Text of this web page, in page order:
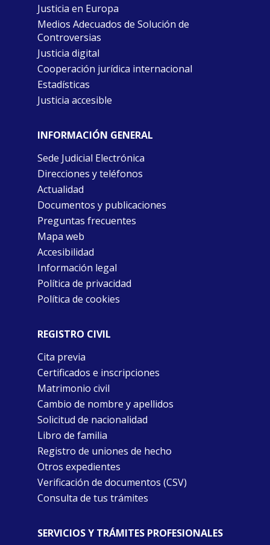
Justicia en Europa
Medios Adecuados de Solución de
Controversias
Justicia digital
Cooperación jurídica internacional
Estadísticas
Justicia accesible
INFORMACIÓN GENERAL
Sede Judicial Electrónica
Direcciones y teléfonos
Actualidad
Documentos y publicaciones
Preguntas frecuentes
Mapa web
Accesibilidad
Información legal
Política de privacidad
Política de cookies
REGISTRO CIVIL
Cita previa
Certificados e inscripciones
Matrimonio civil
Cambio de nombre y apellidos
Solicitud de nacionalidad
Libro de familia
Registro de uniones de hecho
Otros expedientes
Verificación de documentos (CSV)
Consulta de tus trámites
SERVICIOS Y TRÁMITES PROFESIONALES